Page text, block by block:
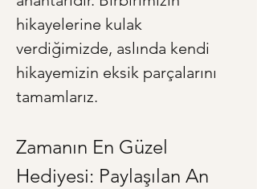
hikayelerine kulak
verdiğimizde, aslında kendi
hikayemizin eksik parçalarını
tamamlarız.
Zamanın En Güzel
Hediyesi: Paylaşılan An